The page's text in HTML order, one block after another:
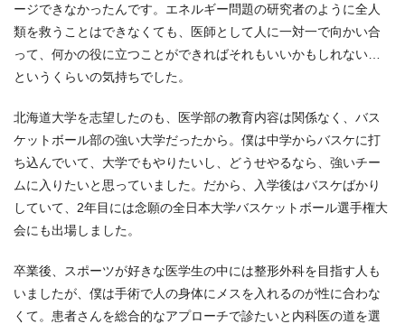
ージできなかったんです。エネルギー問題の研究者のように全人
類を救うことはできなくても、医師として人に一対一で向かい合
って、何かの役に立つことができればそれもいいかもしれない…
というくらいの気持ちでした。
北海道大学を志望したのも、医学部の教育内容は関係なく、バス
ケットボール部の強い大学だったから。僕は中学からバスケに打
ち込んでいて、大学でもやりたいし、どうせやるなら、強いチー
ムに入りたいと思っていました。だから、入学後はバスケばかり
していて、2年目には念願の全日本大学バスケットボール選手権大
会にも出場しました。
卒業後、スポーツが好きな医学生の中には整形外科を目指す人も
いましたが、僕は手術で人の身体にメスを入れるのが性に合わな
くて。患者さんを総合的なアプローチで診たいと内科医の道を選